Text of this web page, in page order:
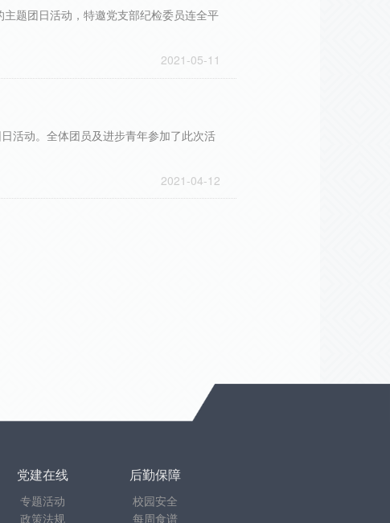
题团日活动，特邀党支部纪检委员连全平
2021-05-11
动。全体团员及进步青年参加了此次活
2021-04-12
党建在线
专题活动
政策法规
后勤保障
校园安全
每周食谱